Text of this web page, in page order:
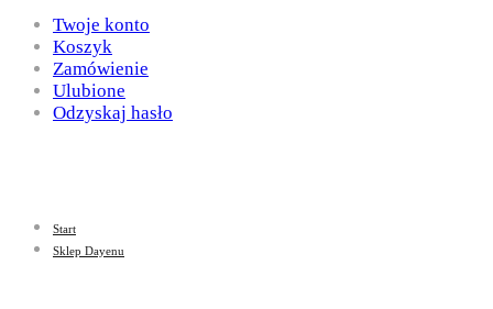
for
God
Design
God
Twoje konto
Koszyk
Zamówienie
Ulubione
Odzyskaj hasło
Start
Sklep Dayenu